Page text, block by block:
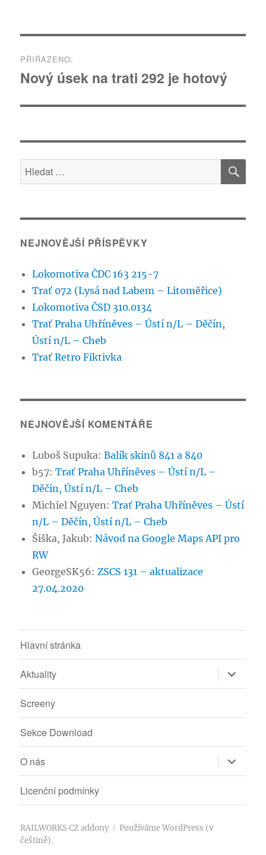
pro
PŘIŘAZENO:
Nový úsek na trati 292 je hotový
Hledat:
NEJNOVĚJŠÍ PŘÍSPĚVKY
Lokomotiva ČDC 163 215-7
Trať 072 (Lysá nad Labem – Litoměřice)
Lokomotiva ČSD 310.0134
Trať Praha Uhříněves – Ústí n/L – Děčín,
Ústí n/L – Cheb
Trať Retro Fiktivka
NEJNOVĚJŠÍ KOMENTÁŘE
Luboš Supuka:Balík skinů 841 a 840
b57:Trať Praha Uhříněves – Ústí n/L –
Děčín, Ústí n/L – Cheb
Michiel Nguyen:Trať Praha Uhříněves – Ústí
n/L – Děčín, Ústí n/L – Cheb
Šiška, Jakub:Návod na Google Maps API pro
RW
GeorgeSK56:ZSCS 131 – aktualizace
27.04.2020
Hlavní stránka
Aktuality Zobrazit
položky
Screeny
Sekce Download
O nás Zobrazit
položky
Licenční podmínky
RAILWORKS CZ addony
Používáme WordPress (v
češtině).